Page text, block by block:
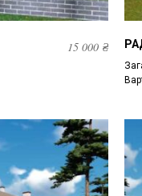
15 000₴